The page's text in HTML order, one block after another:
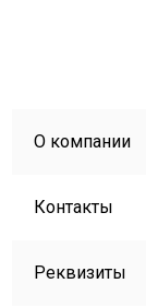
О компании
Контакты
Реквизиты